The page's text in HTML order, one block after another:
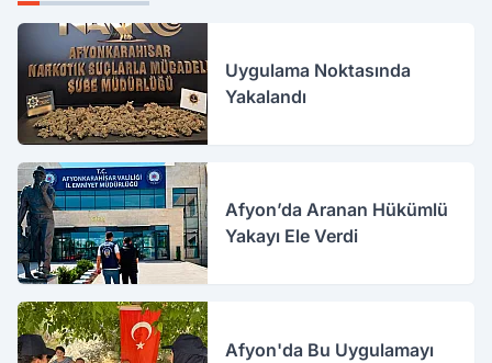
Uygulama Noktasında
Yakalandı
Afyon’da Aranan Hükümlü
Yakayı Ele Verdi
Afyon'da Bu Uygulamayı